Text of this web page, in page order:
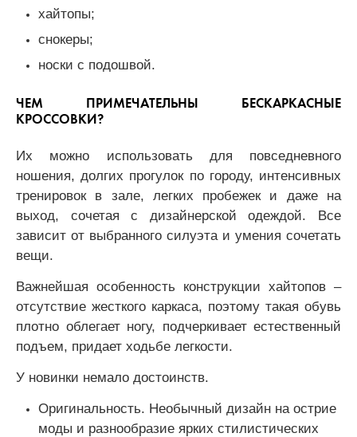
хайтопы;
снокеры;
носки с подошвой.
ЧЕМ ПРИМЕЧАТЕЛЬНЫ БЕСКАРКАСНЫЕ
КРОССОВКИ?
Их можно использовать для повседневного
ношения, долгих прогулок по городу, интенсивных
тренировок в зале, легких пробежек и даже на
выход, сочетая с дизайнерской одеждой. Все
зависит от выбранного силуэта и умения сочетать
вещи.
Важнейшая особенность конструкции хайтопов –
отсутствие жесткого каркаса, поэтому такая обувь
плотно облегает ногу, подчеркивает естественный
подъем, придает ходьбе легкости.
У новинки немало достоинств.
Оригинальность. Необычный дизайн на острие
моды и разнообразие ярких стилистических